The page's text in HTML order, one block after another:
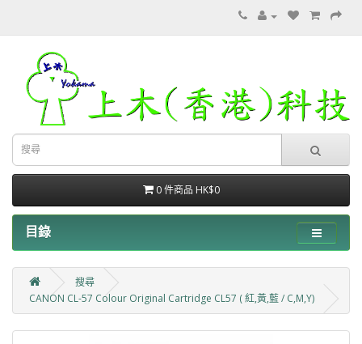
0 件商品 HK$0
目錄
搜尋
CANON CL-57 Colour Original Cartridge CL57 ( 紅,黃,藍 / C,M,Y)